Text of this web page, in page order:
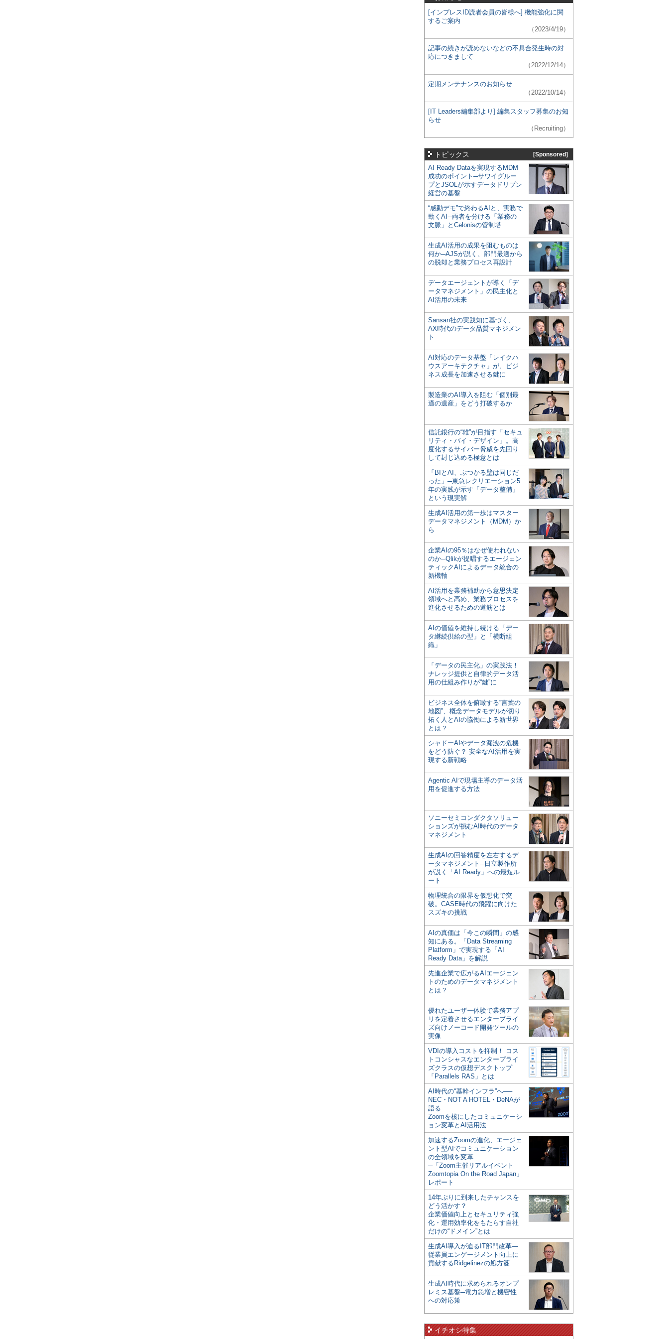
[インプレスID読者会員の皆様へ] 機能強化に関
するご案内
（2023/4/19）
記事の続きが読めないなどの不具合発生時の対
応につきまして
（2022/12/14）
定期メンテナンスのお知らせ
（2022/10/14）
[IT Leaders編集部より] 編集スタッフ募集のお知
らせ
（Recruiting）
トピックス [Sponsored]
AI Ready Dataを実現するMDM
成功のポイント─サワイグルー
プとJSOLが示すデータドリブン
経営の基盤
“感動デモ”で終わるAIと、実務で
動くAI─両者を分ける「業務の
文脈」とCelonisの管制塔
生成AI活用の成果を阻むものは
何か─AJSが説く、部門最適から
の脱却と業務プロセス再設計
データエージェントが導く「デ
ータマネジメント」の民主化と
AI活用の未来
Sansan社の実践知に基づく、
AX時代のデータ品質マネジメン
ト
AI対応のデータ基盤「レイクハ
ウスアーキテクチャ」が、ビジ
ネス成長を加速させる鍵に
製造業のAI導入を阻む「個別最
適の遺産」をどう打破するか
信託銀行の“雄”が目指す「セキュ
リティ・バイ・デザイン」。高
度化するサイバー脅威を先回り
して封じ込める極意とは
「BIとAI、ぶつかる壁は同じだ
った」─東急レクリエーション5
年の実践が示す「データ整備」
という現実解
生成AI活用の第一歩はマスター
データマネジメント（MDM）か
ら
企業AIの95％はなぜ使われない
のか─Qlikが提唱するエージェン
ティックAIによるデータ統合の
新機軸
AI活用を業務補助から意思決定
領域へと高め、業務プロセスを
進化させるための道筋とは
AIの価値を維持し続ける「デー
タ継続供給の型」と「横断組
織」
「データの民主化」の実践法！
ナレッジ提供と自律的データ活
用の仕組み作りが“鍵”に
ビジネス全体を俯瞰する“言葉の
地図”、概念データモデルが切り
拓く人とAIの協働による新世界
とは？
シャドーAIやデータ漏洩の危機
をどう防ぐ？ 安全なAI活用を実
現する新戦略
Agentic AIで現場主導のデータ活
用を促進する方法
ソニーセミコンダクタソリュー
ションズが挑むAI時代のデータ
マネジメント
生成AIの回答精度を左右するデ
ータマネジメント─日立製作所
が説く「AI Ready」への最短ル
ート
物理統合の限界を仮想化で突
破。CASE時代の飛躍に向けた
スズキの挑戦
AIの真価は「今この瞬間」の感
知にある。「Data Streaming
Platform」で実現する「AI
Ready Data」を解説
先進企業で広がるAIエージェン
トのためのデータマネジメント
とは？
優れたユーザー体験で業務アプ
リを定着させるエンタープライ
ズ向けノーコード開発ツールの
実像
VDIの導入コストを抑制！ コス
トコンシャスなエンタープライ
ズクラスの仮想デスクトップ
「Parallels RAS」とは
AI時代の“基幹インフラ”へ──
NEC・NOT A HOTEL・DeNAが
語る
Zoomを核にしたコミュニケーシ
ョン変革とAI活用法
加速するZoomの進化、エージェ
ント型AIでコミュニケーション
の全領域を変革
─「Zoom主催リアルイベント
Zoomtopia On the Road Japan」
レポート
14年ぶりに到来したチャンスを
どう活かす？
企業価値向上とセキュリティ強
化・運用効率化をもたらす自社
だけの“ドメイン”とは
生成AI導入が迫るIT部門改革―
従業員エンゲージメント向上に
貢献するRidgelinezの処方箋
生成AI時代に求められるオンプ
レミス基盤─電力急増と機密性
への対応策
イチオシ特集